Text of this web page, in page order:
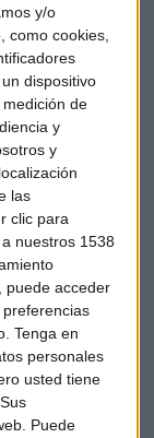
y/o
como cookies,
dispositivo
de
y
y
las
clic para
nuestros 1538
puede acceder
Tenga en
personales
usted tiene
Puede
la intención de
como la minería
También
utilizan menos
a los
será
en una
sus
millones de
un 10%